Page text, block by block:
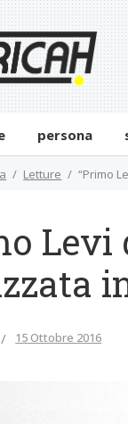
persona
Letture “Primo
Levi
15 Ottobre 2016